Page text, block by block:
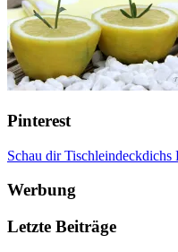
Pinterest
Schau dir Tischleindeckdichs
Werbung
Letzte Beiträge